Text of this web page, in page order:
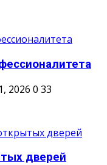
2026 0 33
дверей